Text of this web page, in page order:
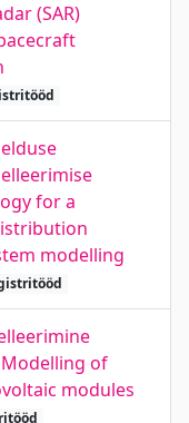
(SAR)
for a
modelling
of
modules